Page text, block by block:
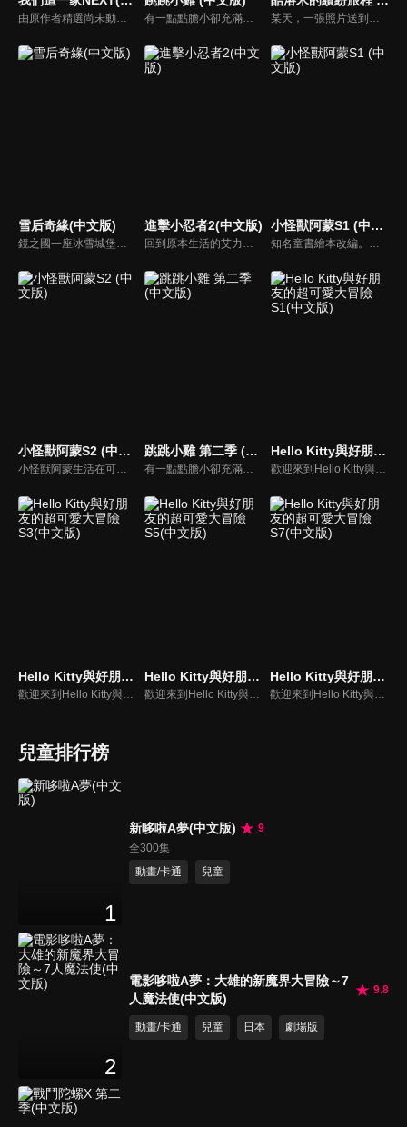
有一點點膽小卻充滿好奇心的「帶骨雞」，和總是用小跳步靠過來的舞蹈老師「小跳步青蛙老師」，以及其他具有獨特個性的夥伴們跳舞大活耀！在家裡和各種地方以「身體動了，心也舞動了起來♪」為主題的角色人物。這是關於不可思議的夥伴們與愉快舞蹈的故事。
雪后奇緣(中文版)
鏡之國一座冰雪城堡，冰雪女王警告女兒艾拉神祕封印下住著邪惡的冰雪妖魔。山精旅行家來到冰雪城堡探險，卻意外打開封印，釋放出邪惡冰雪妖魔不僅擾亂鏡之國和人類世界。艾拉和山精一起尋找冒險家凱和格爾達，只有他們能幫助對付冰雪妖魔。究竟他們能否擊敗這些冰雪妖魔，解除鏡之國和人類世界的危機？
進擊小忍者2(中文版)
回到原本生活的艾力克斯，正煩惱著和潔西卡之間的關係不順遂，此時忍者突然以刺蝟之姿出現在他面前，原來艾普明快要被釋放了！憑藉著艾力克斯聰明的腦袋，他們來到泰國，艾力克斯和忍者也在不斷磨合中，成為最佳拍檔，甚至團隊還多了尚恩加入！
小怪獸阿蒙S1 (中文版)
知名童書繪本改編。故事講述的是小怪獸阿蒙醜醜的外表下，有著一顆敏感細膩的心。他希望有人能愛他，包容他，陪伴他，愛他本來的樣子。這個系列圍繞“愛”的主題，恰恰是父母對孩子所有愛的表現。
小怪獸阿蒙S2 (中文版)
小怪獸阿蒙生活在可愛的絨毛鎮上，他每天都會面對一些有趣的挑戰。幸運地是他是你見過最有愛心的小怪獸，並且在他的朋友們的幫助下，他會從中找到正確的事去做(即使他還不知道那是什麼)，學會跟隨他自己的內心。
跳跳小雞 第二季 (中文版)
有一點點膽小卻充滿好奇心的"帶骨雞"，和總是用小跳步靠過來的舞蹈老師"小跳步青蛙老師"，以及其他具有獨特個性的夥伴們跳舞大活耀！在家裡和各種地方以「身體動了，心也舞動了起來♪」為主題。
Hello Kitty與好朋友的超可愛大冒險S1(中文版)
歡迎來到Hello Kitty與好朋友的超可愛大冒險!與Hello Kitty, 大眼蛙, 酷企鵝, 美樂蒂, 布丁狗還有酷洛米, 準備和朋友們一起經歷有趣的冒險吧!
Hello Kitty與好朋友的超可愛大冒險S3(中文版)
歡迎來到Hello Kitty與好朋友的超可愛大冒險!與Hello Kitty, 大眼蛙, 酷企鵝, 美樂蒂, 布丁狗還有酷洛米, 準備和朋友們一起經歷有趣的冒險吧!
Hello Kitty與好朋友的超可愛大冒險S5(中文版)
歡迎來到Hello Kitty與好朋友的超可愛大冒險!與Hello Kitty, 大眼蛙, 酷企鵝, 美樂蒂, 布丁狗還有酷洛米, 準備和朋友們一起經歷有趣的冒險吧!
Hello Kitty與好朋友的超可愛大冒險S7(中文版)
歡迎來到Hello Kitty與好朋友的超可愛大冒險! 與Hello Kitty, 大眼蛙, 酷企鵝, 美樂蒂, 布丁狗還有酷洛米, 準備和朋友們一起經歷有趣的冒險吧!
兒童排行榜
1
新哆啦A夢(中文版)
9
全300集
動畫/卡通
兒童
2
電影哆啦A夢：大雄的新魔界大冒險～7
人魔法使(中文版)
9.8
動畫/卡通 兒童 日本 劇場版